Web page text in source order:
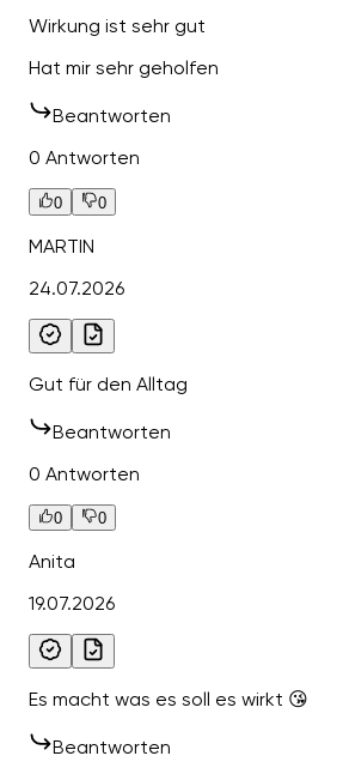
Wirkung ist sehr gut
Hat mir sehr geholfen
Beantworten
0 Antworten
0 0
MARTIN
24.07.2026
Gut für den Alltag
Beantworten
0 Antworten
0 0
Anita
19.07.2026
Es macht was es soll es wirkt 😘
Beantworten